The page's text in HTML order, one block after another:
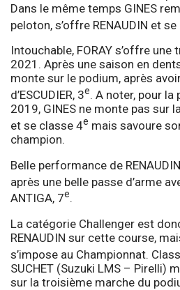
Dans le même temps GINES
peloton, s’offre RENAUDIN et
Intouchable, FORAY s’offre
2021. Après une saison en
monte sur le podium, après
d’ESCUDIER, 3e. A noter, pour
2019, GINES ne monte pas sur
et se classe 4e mais savoure
champion.
Belle performance de
après une belle passe d’arme
ANTIGA, 7e.
La catégorie Challenger est
RENAUDIN sur cette course,
s’impose au Championnat.
SUCHET (Suzuki LMS – Pirelli)
sur la troisième marche du